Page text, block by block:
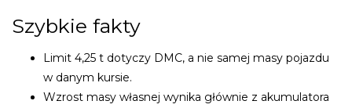
Szybkie fakty
Limit 4,25 t dotyczy DMC, a nie samej masy pojazdu
w danym kursie.
Wzrost masy własnej wynika głównie z akumulatora